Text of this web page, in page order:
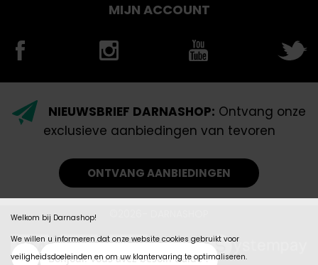
Welkom bij Darnashop!
We willen u informeren dat onze website cookies gebruikt voor
veiligheidsdoeleinden en om uw klantervaring te optimaliseren.
MIJN ACCOUNT
NIEUWSBRIEF DARNASHOP: Ontvang onze
exclusieve aanbiedingen van tevoren
ONTVANG AANBIEDINGEN